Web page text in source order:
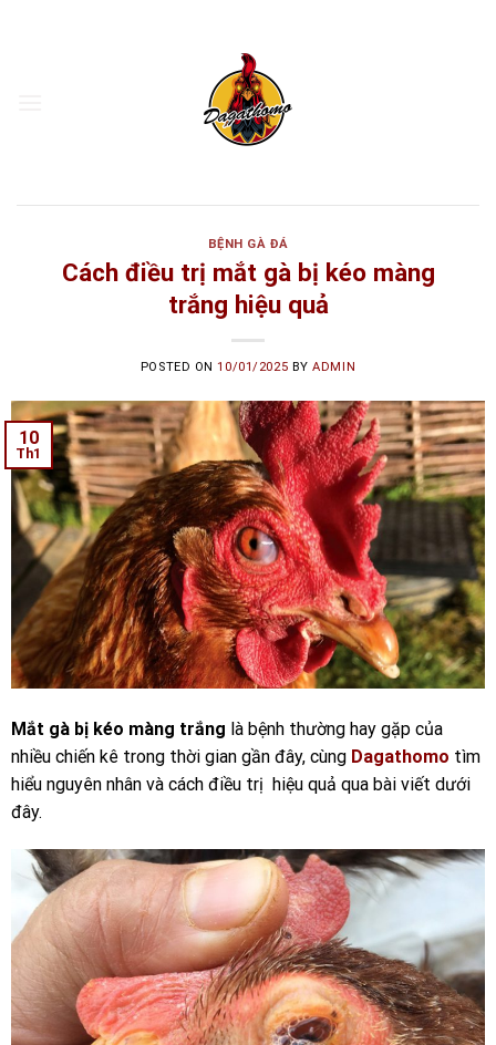
BỆNH GÀ ĐÁ
Cách điều trị mắt gà bị kéo màng
trắng hiệu quả
POSTED ON10/01/2025 BYADMIN
10
Th1
Mắt gà bị kéo màng trắng là bệnh thường hay gặp của
nhiều chiến kê trong thời gian gần đây, cùng Dagathomo tìm
hiểu nguyên nhân và cách điều trị hiệu quả qua bài viết dưới
đây.